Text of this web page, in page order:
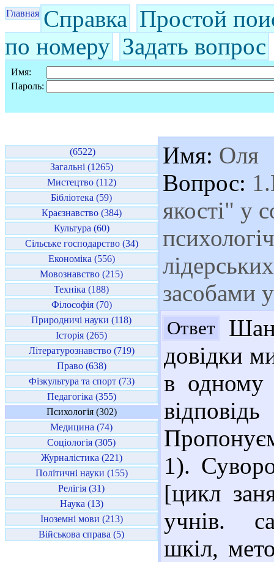
Главная Справка Простой
по номеру Задать вопрос
Имя:
Пароль:
(6522)
Загальні (1265)
Мистецтво (112)
Бібліотека (59)
Краєзнавство (384)
Культура (60)
Сільське господарство (34)
Економіка (556)
Мовознавство (215)
Техніка (188)
Філософія (70)
Природничі науки (118)
Історія (265)
Літературознавство (719)
Право (638)
Фізкультура та спорт (73)
Педагогіка (355)
Психологія (302)
Медицина (74)
Соціологія (305)
Журналістика (221)
Політичні науки (155)
Релігія (31)
Наука (13)
Іноземні мови (213)
Військова справа (5)
Имя: Оля
Вопрос:
якості" у
засобами
Ответ
довідки
в одному
1).
[цикл
учнів.
шкіл,